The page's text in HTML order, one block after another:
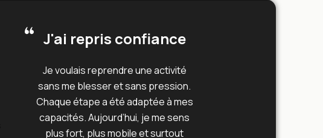
J'ai repris confiance
Je voulais reprendre une activité
sans me blesser et sans pression.
Chaque étape a été adaptée à mes
capacités. Aujourd’hui, je me sens
plus fort, plus mobile et surtout